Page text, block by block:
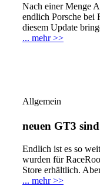
Nach einer Menge
endlich Porsche bei
diesem Update
... mehr >>
Allgemein
neuen GT3
Endlich ist es so
wurden für
Store erhältlich.
... mehr >>